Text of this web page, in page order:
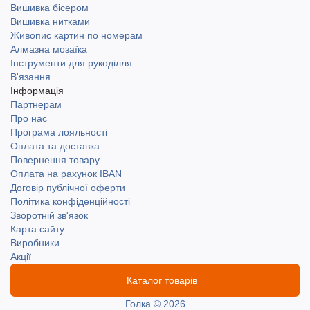
Вишивка бісером
Вишивка нитками
Живопис картин по номерам
Алмазна мозаїка
Інструменти для рукоділля
В'язання
Інформація
Партнерам
Про нас
Програма лояльності
Оплата та доставка
Повернення товару
Оплата на рахунок IBAN
Договір публічної оферти
Політика конфіденційності
Зворотній зв'язок
Карта сайту
Виробники
Акції
Каталог товарів
Голка © 2026